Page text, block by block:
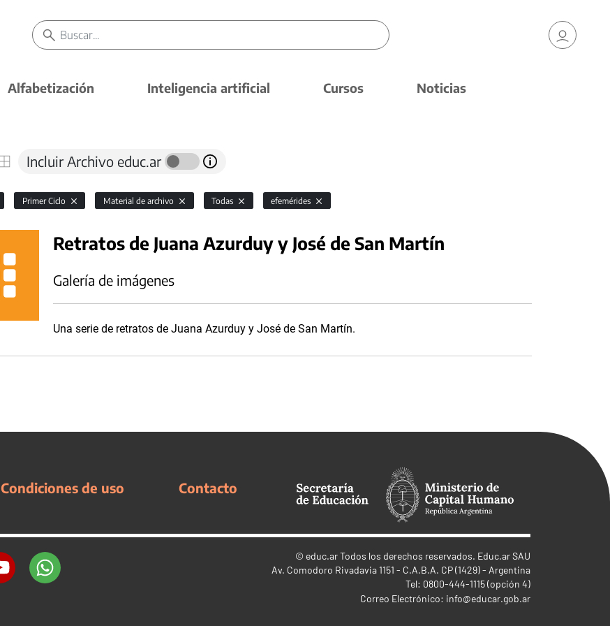
Alfabetización Inteligencia artificial Cursos Noticias
Incluir Archivo educ.ar
Primer Ciclo Material de archivo Todas efemérides
Retratos de Juana Azurduy y José de San Martín
Galería de imágenes
Una serie de retratos de Juana Azurduy y José de San Martín.
Condiciones de uso Contacto
© educ.arTodos los derechos reservados. Educ.ar SAU
Av. Comodoro Rivadavia 1151 - C.A.B.A. CP (1429) - Argentina
Tel: 0800-444-1115 (opción 4)
Correo Electrónico: info@educar.gob.ar